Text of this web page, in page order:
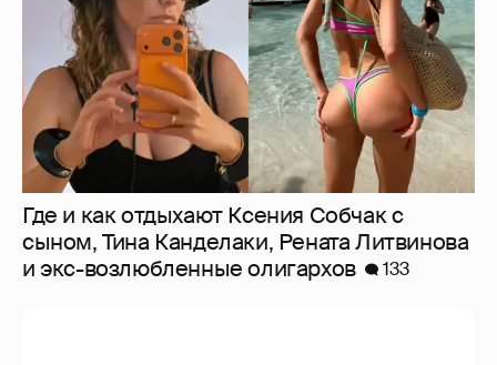
Где и как отдыхают Ксения Собчак с
сыном, Тина Канделаки, Рената Литвинова
и экс-возлюбленные олигархов
133